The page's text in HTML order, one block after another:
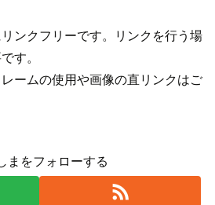
ンクフリーです。リンクを行う場
す。
ームの使用や画像の直リンクはご
まをフォローする